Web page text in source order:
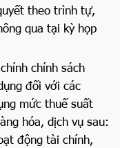
theo trình tự,
qua tại kỳ họp
chính sách
đối với các
mức thuế suất
hóa, dịch vụ sau:
động tài chính,